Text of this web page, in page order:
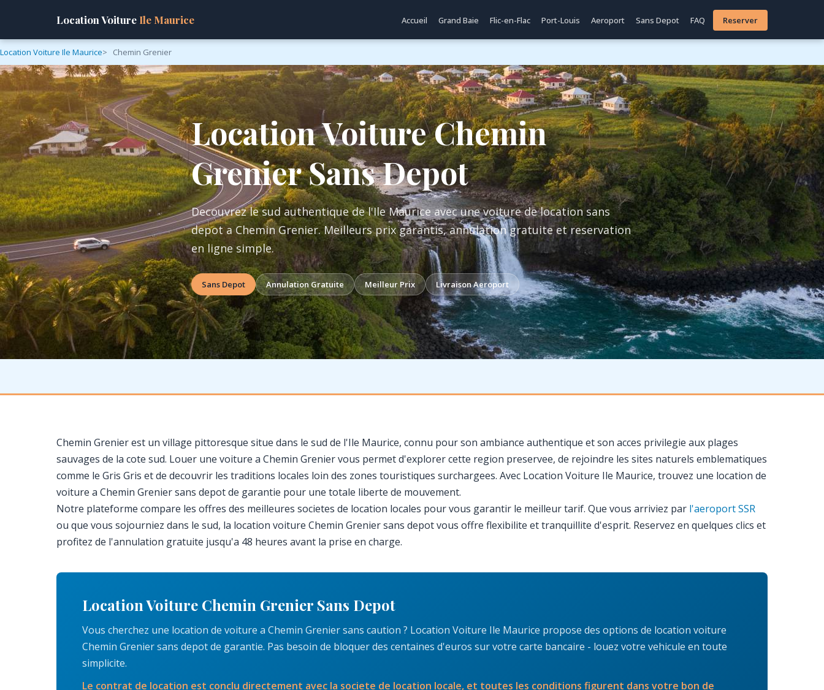
Location Voiture Ile Maurice Accueil Grand Baie Flic-en-Flac Port-Louis Aeroport Sans Depot FAQ Reserver
Location Voiture Ile Maurice Chemin Grenier
Location Voiture Chemin
Grenier Sans Depot
Decouvrez le sud authentique de l'Ile Maurice avec une voiture de location sans
depot a Chemin Grenier. Meilleurs prix garantis, annulation gratuite et reservation
en ligne simple.
Sans Depot Annulation Gratuite Meilleur Prix Livraison Aeroport
Chemin Grenier est un village pittoresque situe dans le sud de l'Ile Maurice, connu pour son ambiance authentique et son acces privilegie aux plages
sauvages de la cote sud. Louer une voiture a Chemin Grenier vous permet d'explorer cette region preservee, de rejoindre les sites naturels emblematiques
comme le Gris Gris et de decouvrir les traditions locales loin des zones touristiques surchargees. Avec Location Voiture Ile Maurice, trouvez une location de
voiture a Chemin Grenier sans depot de garantie pour une totale liberte de mouvement.
Notre plateforme compare les offres des meilleures societes de location locales pour vous garantir le meilleur tarif. Que vous arriviez par l'aeroport SSR
ou que vous sojourniez dans le sud, la location voiture Chemin Grenier sans depot vous offre flexibilite et tranquillite d'esprit. Reservez en quelques clics et
profitez de l'annulation gratuite jusqu'a 48 heures avant la prise en charge.
Location Voiture Chemin Grenier Sans Depot
Vous cherchez une location de voiture a Chemin Grenier sans caution ? Location Voiture Ile Maurice propose des options de location voiture
Chemin Grenier sans depot de garantie. Pas besoin de bloquer des centaines d'euros sur votre carte bancaire - louez votre vehicule en toute
simplicite.
Le contrat de location est conclu directement avec la societe de location locale, et toutes les conditions figurent dans votre bon de